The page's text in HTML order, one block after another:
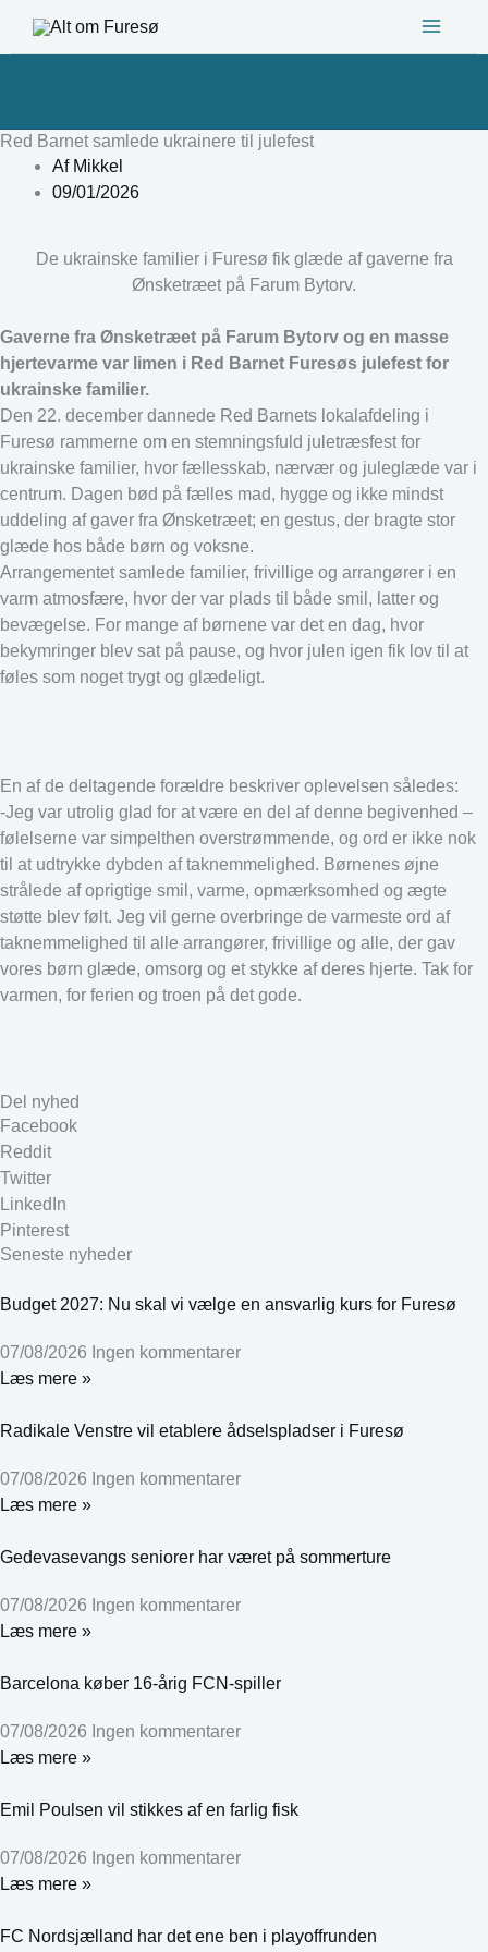
Red Barnet samlede ukrainere til julefest
AfMikkel
09/01/2026
De ukrainske familier i Furesø fik glæde af gaverne fra
Ønsketræet på Farum Bytorv.
Gaverne fra Ønsketræet på Farum Bytorv og en masse
hjertevarme var limen i Red Barnet Furesøs julefest for
ukrainske familier.
Den 22. december dannede Red Barnets lokalafdeling i
Furesø rammerne om en stemningsfuld juletræsfest for
ukrainske familier, hvor fællesskab, nærvær og juleglæde var i
centrum. Dagen bød på fælles mad, hygge og ikke mindst
uddeling af gaver fra Ønsketræet; en gestus, der bragte stor
glæde hos både børn og voksne.
Arrangementet samlede familier, frivillige og arrangører i en
varm atmosfære, hvor der var plads til både smil, latter og
bevægelse. For mange af børnene var det en dag, hvor
bekymringer blev sat på pause, og hvor julen igen fik lov til at
føles som noget trygt og glædeligt.
En af de deltagende forældre beskriver oplevelsen således:
-Jeg var utrolig glad for at være en del af denne begivenhed –
følelserne var simpelthen overstrømmende, og ord er ikke nok
til at udtrykke dybden af taknemmelighed. Børnenes øjne
strålede af oprigtige smil, varme, opmærksomhed og ægte
støtte blev følt. Jeg vil gerne overbringe de varmeste ord af
taknemmelighed til alle arrangører, frivillige og alle, der gav
vores børn glæde, omsorg og et stykke af deres hjerte. Tak for
varmen, for ferien og troen på det gode.
Del nyhed
Facebook
Reddit
Twitter
LinkedIn
Pinterest
Seneste nyheder
Budget 2027: Nu skal vi vælge en ansvarlig kurs for Furesø
07/08/2026 Ingen kommentarer
Læs mere »
Radikale Venstre vil etablere ådselspladser i Furesø
07/08/2026 Ingen kommentarer
Læs mere »
Gedevasevangs seniorer har været på sommerture
07/08/2026 Ingen kommentarer
Læs mere »
Barcelona køber 16-årig FCN-spiller
07/08/2026 Ingen kommentarer
Læs mere »
Emil Poulsen vil stikkes af en farlig fisk
07/08/2026 Ingen kommentarer
Læs mere »
FC Nordsjælland har det ene ben i playoffrunden